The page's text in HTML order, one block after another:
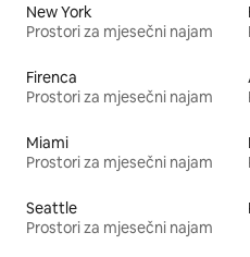
New York
Prostori za mjesečni najam
Firenca
Prostori za mjesečni najam
Miami
Prostori za mjesečni najam
Seattle
Prostori za mjesečni najam